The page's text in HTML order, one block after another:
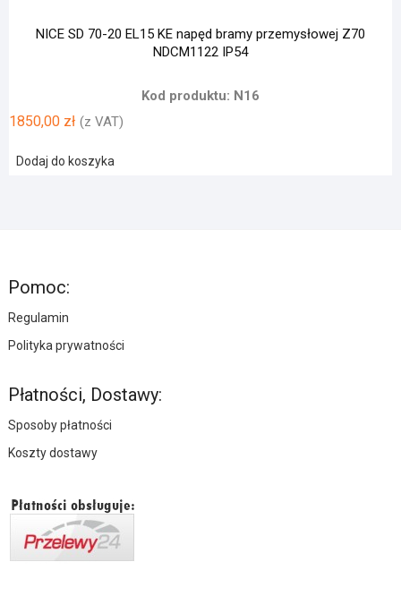
NICE SD 70-20 EL15 KE napęd bramy przemysłowej Z70
NDCM1122 IP54
Kod produktu: N16
1850,00 zł (z VAT)
Dodaj do koszyka
Pomoc:
Regulamin
Polityka prywatności
Płatności, Dostawy:
Sposoby płatności
Koszty dostawy